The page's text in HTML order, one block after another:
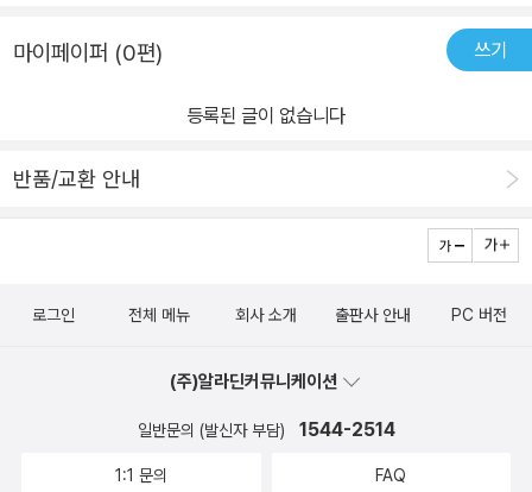
마이페이퍼 (0편) 쓰기
등록된 글이 없습니다
반품/교환 안내
로그인 전체 메뉴 회사 소개 출판사 안내 PC 버전
(주)알라딘커뮤니케이션
일반문의 (발신자 부담) 1544-2514
1:1 문의 FAQ